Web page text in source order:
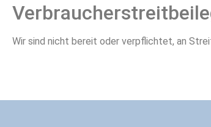
Wir sind nicht bereit oder verpflichtet, an